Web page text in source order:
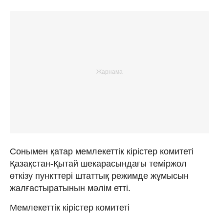
Сонымен қатар мемлекеттік кірістер комитеті
Қазақстан-Қытай шекарасындағы теміржол
өткізу пункттері штаттық режимде жұмысын
жалғастыратынын мәлім етті.
Мемлекеттік кірістер комитеті